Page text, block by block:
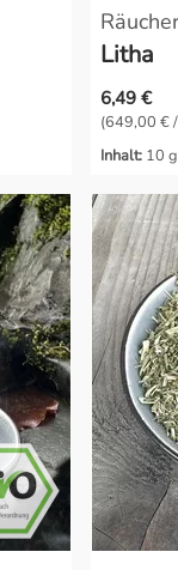
Litha
6,49 €
(649,00 €
Inhalt: 10 g